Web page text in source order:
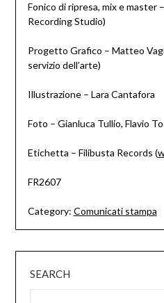
Fonico di ripresa, mix e master
Recording Studio)
Progetto Grafico – Matteo
servizio dell’arte)
Illustrazione – Lara Cantafora
Foto – Gianluca Tullio, Flavio
Etichetta – Filibusta Records (
FR2607
Category: Comunicati stampa
SEARCH